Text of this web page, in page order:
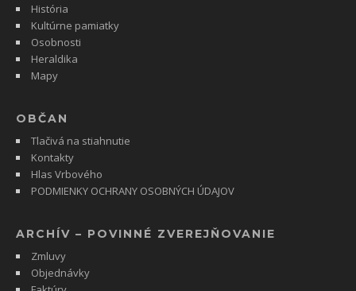
História
Kultúrne pamiatky
Osobnosti
Heraldika
Mapy
OBČAN
Tlačivá na stiahnutie
Kontakty
Hlas Vrbového
PODMIENKY OCHRANY OSOBNÝCH ÚDAJOV
ARCHÍV – POVINNÉ ZVEREJŇOVANIE
Zmluvy
Objednávky